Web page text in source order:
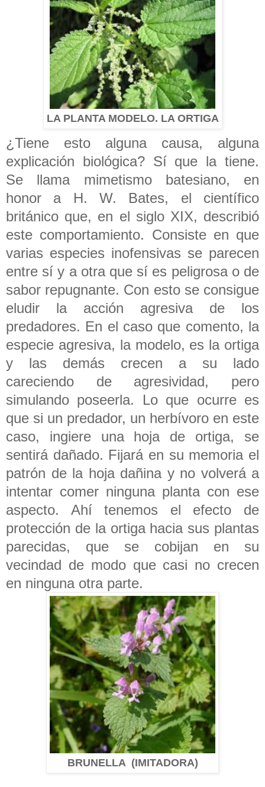
LA PLANTA MODELO. LA ORTIGA
¿Tiene esto alguna causa, alguna
explicación biológica? Sí que la tiene.
Se llama mimetismo batesiano, en
honor a H. W. Bates, el científico
británico que, en el siglo XIX, describió
este comportamiento. Consiste en que
varias especies inofensivas se parecen
entre sí y a otra que sí es peligrosa o de
sabor repugnante. Con esto se consigue
eludir la acción agresiva de los
predadores. En el caso que comento, la
especie agresiva, la modelo, es la ortiga
y las demás crecen a su lado
careciendo de agresividad, pero
simulando poseerla. Lo que ocurre es
que si un predador, un herbívoro en este
caso, ingiere una hoja de ortiga, se
sentirá dañado. Fijará en su memoria el
patrón de la hoja dañina y no volverá a
intentar comer ninguna planta con ese
aspecto. Ahí tenemos el efecto de
protección de la ortiga hacia sus plantas
parecidas, que se cobijan en su
vecindad de modo que casi no crecen
en ninguna otra parte.
BRUNELLA (IMITADORA)